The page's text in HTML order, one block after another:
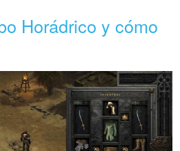
Horádrico y cómo